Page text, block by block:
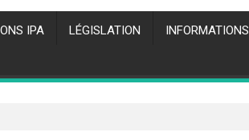
IPA LÉGISLATION INFORMATIONS